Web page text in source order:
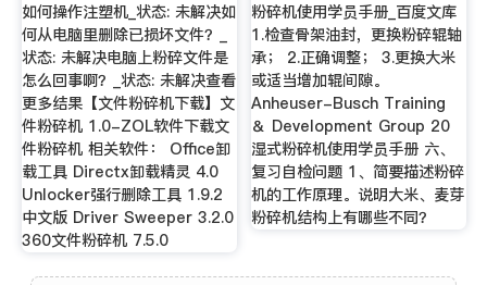
如何操作注塑机_状态: 未解决如
何从电脑里删除已损坏文件？_
状态: 未解决电脑上粉碎文件是
怎么回事啊？_状态: 未解决查看
更多结果【文件粉碎机下载】文
件粉碎机 1.0-ZOL软件下载文
件粉碎机 相关软件： Office卸
载工具 Directx卸载精灵 4.0
Unlocker强行删除工具 1.9.2
中文版 Driver Sweeper 3.2.0
360文件粉碎机 7.5.0
粉碎机使用学员手册_百度文库
1.检查骨架油封，更换粉碎辊轴
承； 2.正确调整； 3.更换大米
或适当增加辊间隙。
Anheuser-Busch Training
＆ Development Group 20
湿式粉碎机使用学员手册 六、
复习自检问题 1、简要描述粉碎
机的工作原理。说明大米、麦芽
粉碎机结构上有哪些不同？